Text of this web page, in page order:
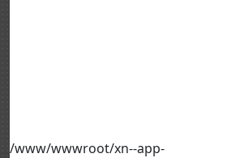
/www/wwwroot/xn--app-